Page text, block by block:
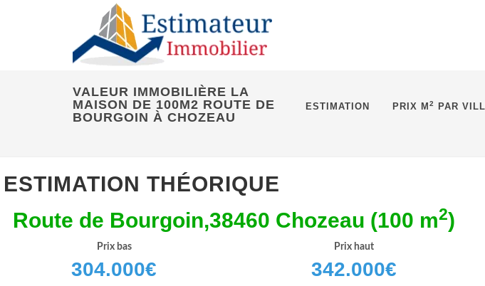
ESTIMATION PRIX M 2 PAR
VALEUR IMMOBILIÈRE LA
MAISON DE 100M2 ROUTE DE
BOURGOIN À CHOZEAU
ESTIMATION THÉORIQUE
Route de Bourgoin,38460 Chozeau (100 m2)
Prix bas
304.000€
Prix haut
342.000€